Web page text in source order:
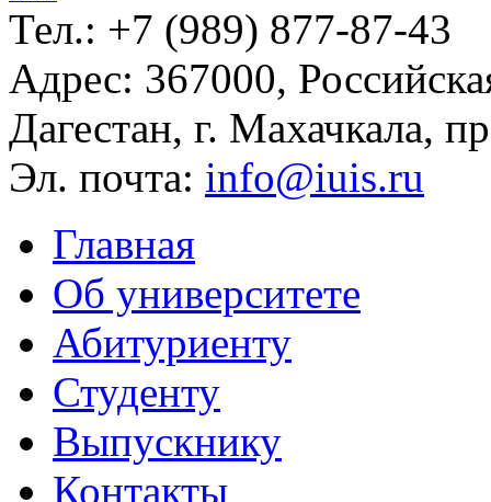
Тел.: +7 (989) 877-87-43
Адрес: 367000,
Дагестан, г. Махачкала,
Эл. почта: info@iuis.ru
Главная
Об университете
Абитуриенту
Студенту
Выпускнику
Контакты